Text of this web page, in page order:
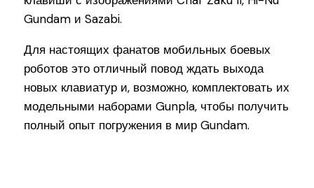
Gundam и Sazabi.
Для настоящих фанатов мобильных боевых
роботов это отличный повод ждать выхода
новых клавиатур и, возможно, комплектовать их
модельными наборами Gunpla, чтобы получить
полный опыт погружения в мир Gundam.